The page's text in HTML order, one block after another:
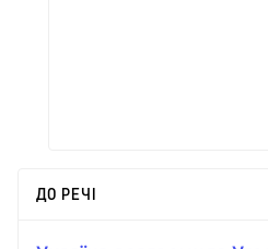
ДО РЕЧІ